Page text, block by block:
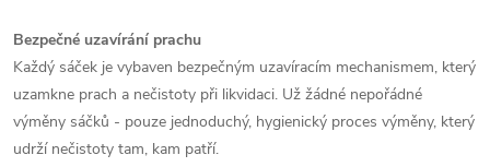
Bezpečné uzavírání prachu
Každý sáček je vybaven bezpečným uzavíracím mechanismem, který
uzamkne prach a nečistoty při likvidaci. Už žádné nepořádné
výměny sáčků - pouze jednoduchý, hygienický proces výměny, který
udrží nečistoty tam, kam patří.